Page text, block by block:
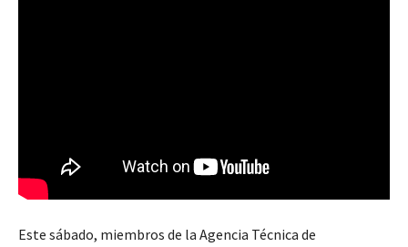
Este sábado, miembros de la Agencia Técnica de